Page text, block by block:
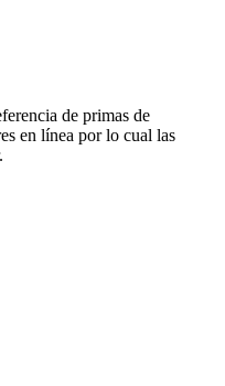
de primas de
en línea por lo cual las